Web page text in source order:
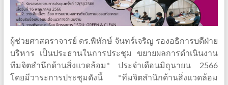
ผู้ช่วยศาสตราจารย์ ดร.พิทักษ์ จันทร์เจริญ รองอธิการบดีฝ่าย
บริหาร เป็นประธานในการประชุม ขยายผลการดำเนินงาน
ทีมจิตสำนึกด้านสิ่งแวดล้อม* ประจำเดือนมิถุนายน 2566
โดยมีวาระการประชุมดังนี้ *ทีมจิตสำนึกด้านสิ่งแวดล้อม